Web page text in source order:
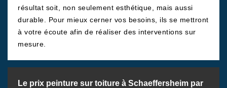
résultat soit, non seulement esthétique, mais aussi
durable. Pour mieux cerner vos besoins, ils se mettront
à votre écoute afin de réaliser des interventions sur
mesure.
Le prix peinture sur toiture à Schaeffersheim par